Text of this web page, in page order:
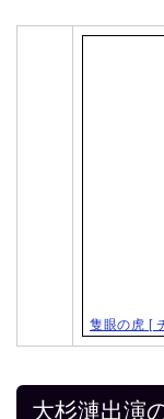
隻眼の虎 [
大杉漣出演